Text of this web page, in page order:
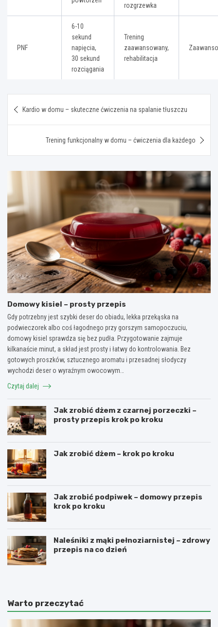
rozgrzewka
PNF
6-10
sekund
napięcia,
30 sekund
rozciągania
Trening
zaawansowany,
rehabilitacja
wpisu
Kardio w domu – skuteczne ćwiczenia na spalanie tłuszczu
Trening funkcjonalny w domu – ćwiczenia dla każdego
Domowy kisiel – prosty przepis
Gdy potrzebny jest szybki deser do obiadu, lekka przekąska na
podwieczorek albo coś łagodnego przy gorszym samopoczuciu,
domowy kisiel sprawdza się bez pudła. Przygotowanie zajmuje
kilkanaście minut, a skład jest prosty i łatwy do kontrolowania. Bez
gotowych proszków, sztucznego aromatu i przesadnej słodyczy
wychodzi deser o wyraźnym owocowym…
Czytaj dalej
Jak zrobić dżem z czarnej porzeczki –
prosty przepis krok po kroku
Jak zrobić dżem – krok po kroku
Jak zrobić podpiwek – domowy przepis
krok po kroku
Naleśniki z mąki pełnoziarnistej – zdrowy
przepis na co dzień
Warto przeczytać